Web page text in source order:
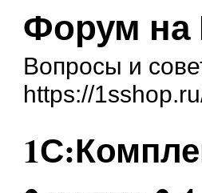
Форум на
Вопросы и
https://